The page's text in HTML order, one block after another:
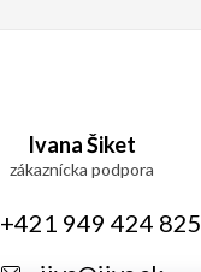
Ivana Šiket
+421 949 424 825